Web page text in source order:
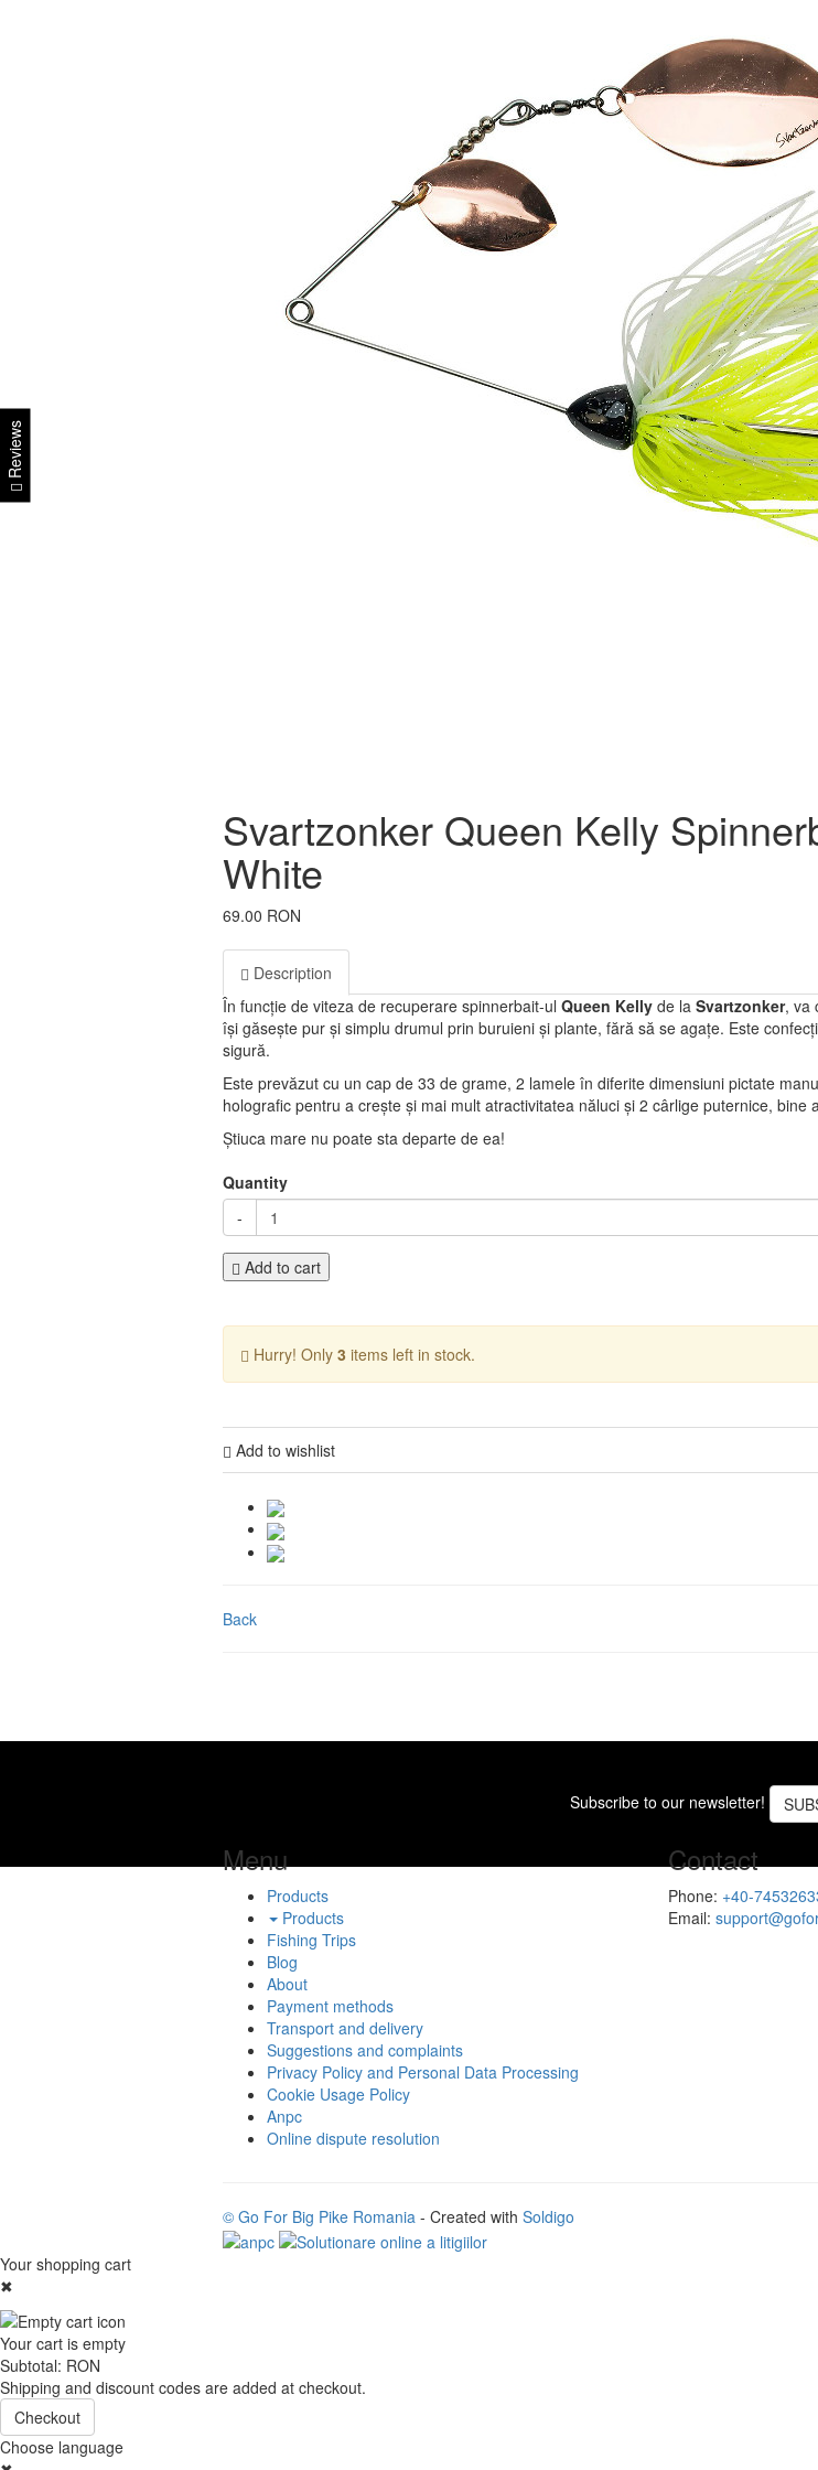
Svartzonker Queen Kelly
White
69.00 RON
Description
În funcție de viteza de recuperare spinnerbait-ul Queen Kelly de la Svartzonker, va
își găsește pur și simplu drumul prin buruieni și plante, fără să se agațe. Este
sigură.
Este prevăzut cu un cap de 33 de grame, 2 lamele în diferite dimensiuni pictate
holografic pentru a crește și mai mult atractivitatea năluci și 2 cârlige puternice, bine
Știuca mare nu poate sta departe de ea!
Quantity
-
Add to cart
Hurry! Only 3 items left in stock.
Add to wishlist
Back
Subscribe to our newsletter!
Menu
Products
Products
Fishing Trips
Blog
About
Payment methods
Transport and delivery
Suggestions and complaints
Privacy Policy and Personal Data Processing
Cookie Usage Policy
Anpc
Online dispute resolution
Contact
Phone: +40-
Email:
© Go For Big Pike Romania - Created with Soldigo
Your shopping cart
✖
Your cart is empty
Subtotal: RON
Shipping and discount codes are added at checkout.
Checkout
Choose language
Reviews